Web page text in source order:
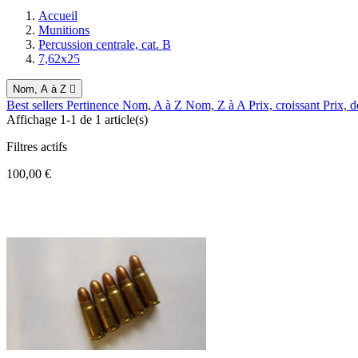
Accueil
Munitions
Percussion centrale, cat. B
7,62x25
Nom, A à Z 
Best sellers Pertinence Nom, A à Z Nom, Z à A Prix, croissant Prix,
Affichage 1-1 de 1 article(s)
Filtres actifs
100,00 €